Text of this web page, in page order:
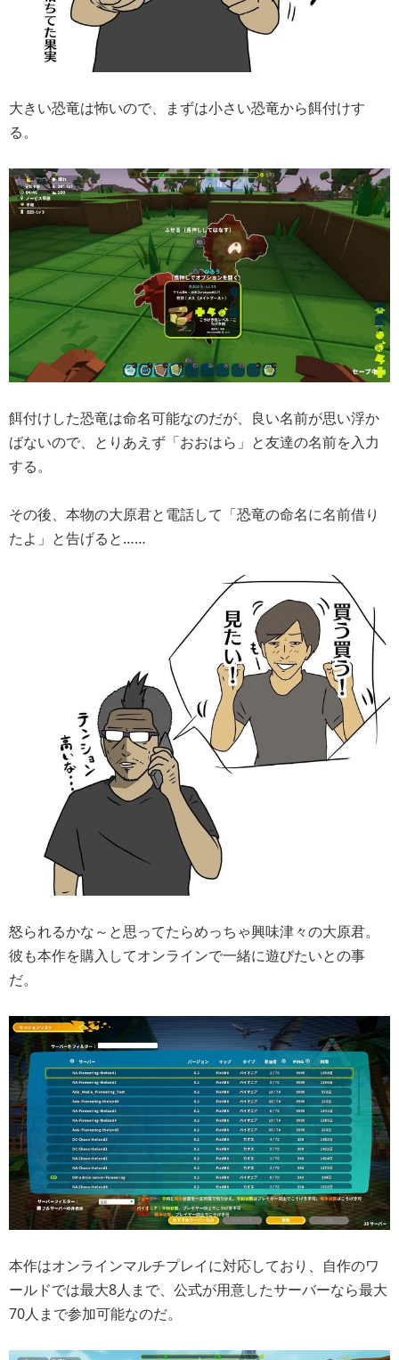
大きい恐竜は怖いので、まずは小さい恐竜から餌付けす
る。
餌付けした恐竜は命名可能なのだが、良い名前が思い浮か
ばないので、とりあえず「おおはら」と友達の名前を入力
する。
その後、本物の大原君と電話して「恐竜の命名に名前借り
たよ」と告げると……
怒られるかな～と思ってたらめっちゃ興味津々の大原君。
彼も本作を購入してオンラインで一緒に遊びたいとの事
だ。
本作はオンラインマルチプレイに対応しており、自作のワ
ールドでは最大8人まで、公式が用意したサーバーなら最大
70人まで参加可能なのだ。